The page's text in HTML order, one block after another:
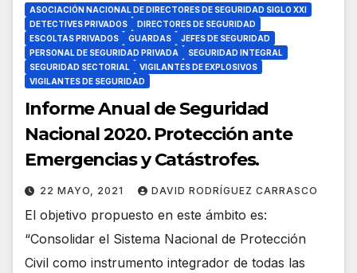
ASOCIACIÓN NACIONAL DE DIRECTORES DE SEGURIDAD SIGLO XXI
DETECTIVES PRIVADOS
DIRECTORES DE SEGURIDAD
ESCOLTAS PRIVADOS
GUARDAS
JEFES DE SEGURIDAD
PERSONAL DE SEGURIDAD PRIVADA
SEGURIDAD INTEGRAL
SEGURIDAD SECTORIAL
VIGILANTES DE EXPLOSIVOS
VIGILANTES DE SEGURIDAD
Informe Anual de Seguridad
Nacional 2020. Protección ante
Emergencias y Catástrofes.
22 MAYO, 2021 DAVID RODRÍGUEZ CARRASCO
El objetivo propuesto en este ámbito es:
“Consolidar el Sistema Nacional de Protección
Civil como instrumento integrador de todas las